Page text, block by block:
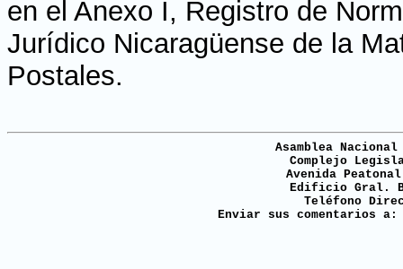
en el Anexo I, Registro de
Jurídico Nicaragüense de la
Postales.
Asamblea
Complejo
Avenida
Edificio Gral.
Teléfono
Enviar sus comentarios